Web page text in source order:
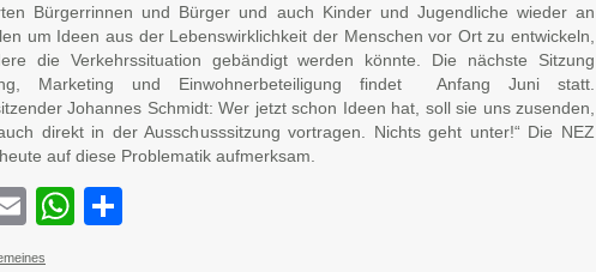
Bürgerrinnen und Bürger und auch Kinder und Jugendliche wieder an
um Ideen aus der Lebenswirklichkeit der Menschen vor Ort zu entwickeln,
die Verkehrssituation gebändigt werden könnte. Die nächste Sitzung
Marketing und Einwohnerbeteiligung findet Anfang Juni statt.
Johannes Schmidt: Wer jetzt schon Ideen hat, soll sie uns zusenden,
direkt in der Ausschusssitzung vortragen. Nichts geht unter!“ Die NEZ
auf diese Problematik aufmerksam.
EmailWhatsApp